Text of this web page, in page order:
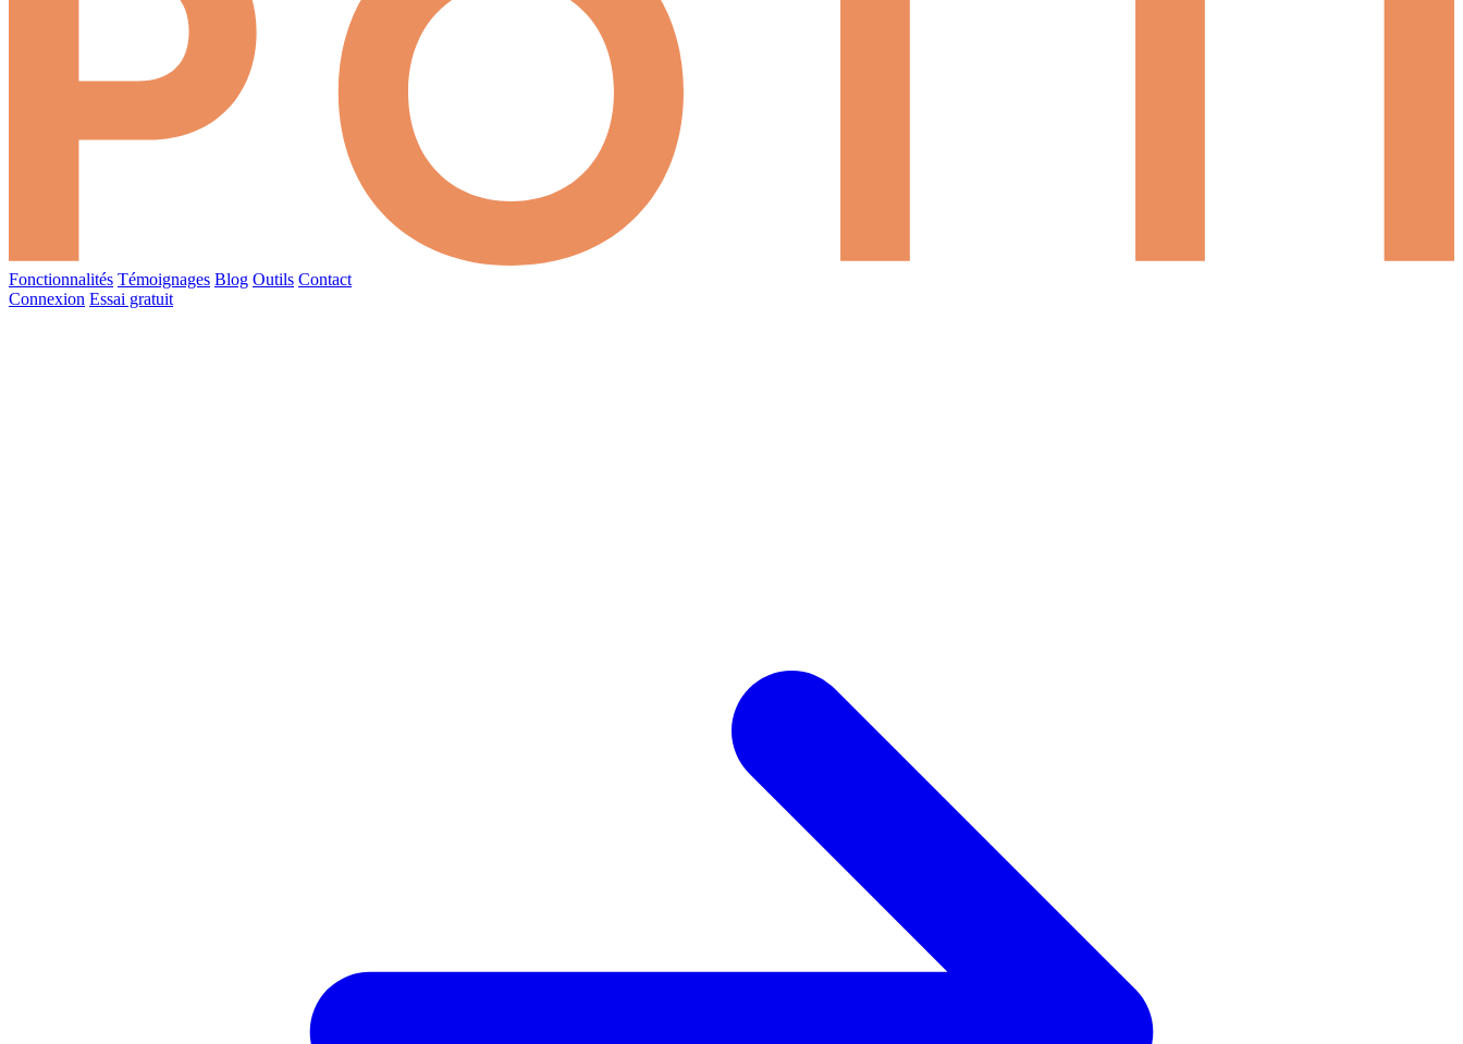
Fonctionnalités Témoignages Blog Outils Contact
Connexion Essai gratuit